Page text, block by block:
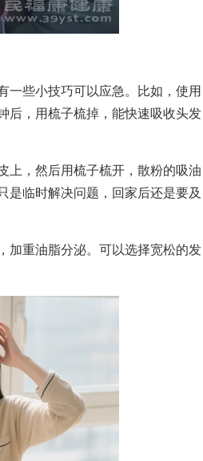
些小技巧可以应急。比如，使用
后，用梳子梳掉，能快速吸收头发
，然后用梳子梳开，散粉的吸油
是临时解决问题，回家后还是要及
重油脂分泌。可以选择宽松的发